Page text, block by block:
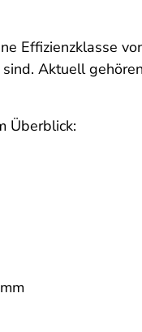
Effizienzklasse
Aktuell
Überblick: